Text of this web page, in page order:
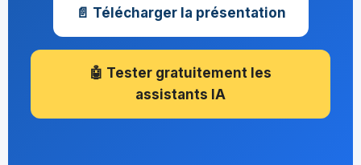
📄 Télécharger la présentation
🤖 Tester gratuitement les
assistants IA